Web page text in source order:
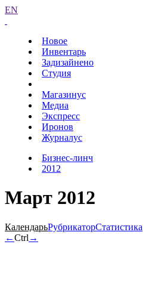
EN
Новое
Инвентарь
Задизайнено
Студия
Магазинус
Медиа
Экспресс
Иронов
Журналус
Бизнес-линч
2012
Март 2012
КалендарьРубрикаторСтатистика
←Ctrl →